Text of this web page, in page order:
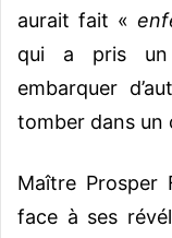
aurait fait «
qui a pris un
embarquer
tomber dans un
Maître Prosper
face à ses